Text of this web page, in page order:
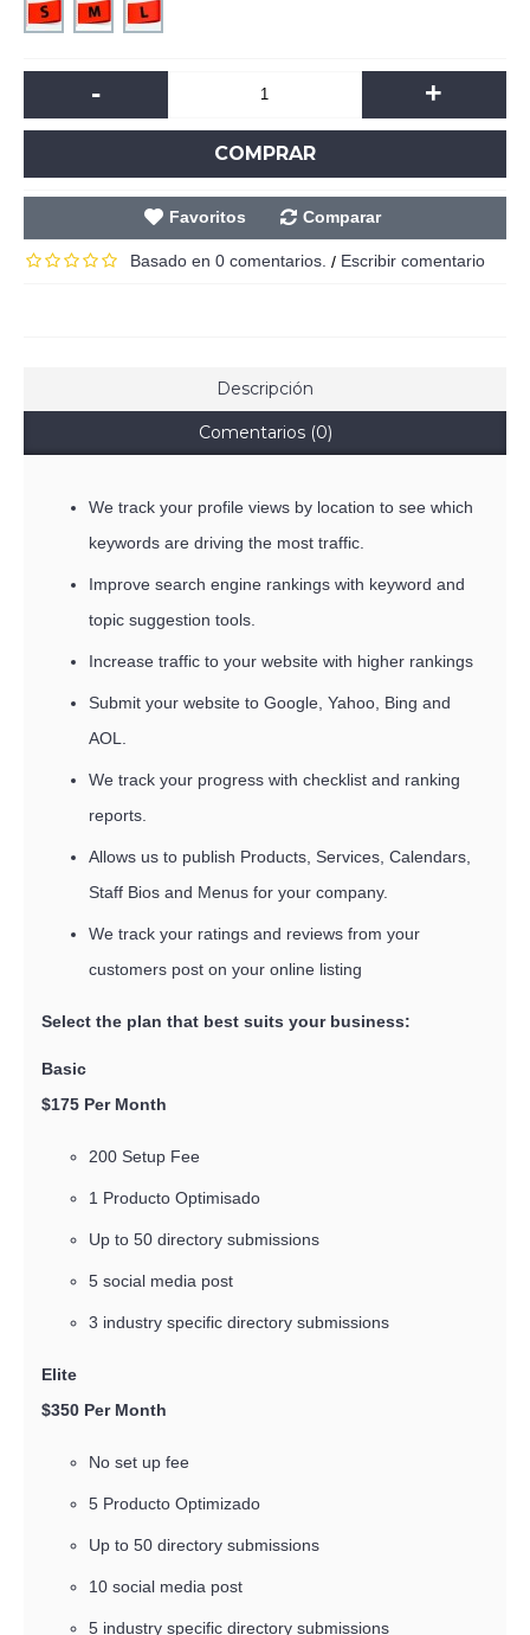
- +
COMPRAR
Favoritos Comparar
Basado en 0 comentarios. / Escribir comentario
Descripción
Comentarios (0)
We track your profile views by location to see which
keywords are driving the most traffic.
Improve search engine rankings with keyword and
topic suggestion tools.
Increase traffic to your website with higher rankings
Submit your website to Google, Yahoo, Bing and
AOL.
We track your progress with checklist and ranking
reports.
Allows us to publish Products, Services, Calendars,
Staff Bios and Menus for your company.
We track your ratings and reviews from your
customers post on your online listing
Select the plan that best suits your business:
$175 Per Month
200 Setup Fee
1 Producto Optimisado
Up to 50 directory submissions
5 social media post
3 industry specific directory submissions
$350 Per Month
No set up fee
5 Producto Optimizado
Up to 50 directory submissions
10 social media post
5 industry specific directory submissions